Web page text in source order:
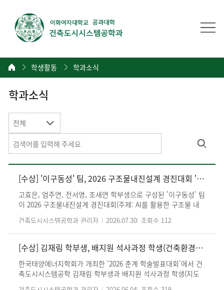
학생활동 학과소식
학과소식
전체
[수상] '이구동성' 팀, 2026 구조물내진설계 경진대회 '국토교통연구인프라운영원장상' 수상
고효은, 엄주연, 전서영, 조새연 학부생으로 구성된 '이구동성' 팀
이 2026 구조물내진설계 경진대회(주제: AI를 활용한 구조물 내
동성' 팀은 마찰진자형 구면받침(FPSD) 면진장치와 적층형 종이
댐퍼를 활용한 제진 시스템을 적용하고, 면진·제진·내진을 결합한
3중 내진전략을 갖춘 4층 구조물을 설계·제작하여 우수한 평가를
받았다. 이번 작품은 AI를 활용한 구조물 내진설계 기술과 창의적
인 구조 설계 아이디어를 접목해 안전성과 구조 성능을 효과적으
로 구현했다는 점에서 높은 평가를 받았으며, 김철구 교수의 지도
를 받아 수행되었다.
건축도시시스템공학과 관리자 2026.07.30 조회수 112
[수상] 김재림 학부생, 배지원 석사과정 학생(건축환경설비연구실/임재한 교수) 2026 춘계 한국태양에너지학회 우수발표논문상 수상
한국태양에너지학회가 개최한 ‘2026 춘계 학술발표대회’에서 건
축도시시스템공학 김재림 학부생과 배지원 석사과정 학생(지도